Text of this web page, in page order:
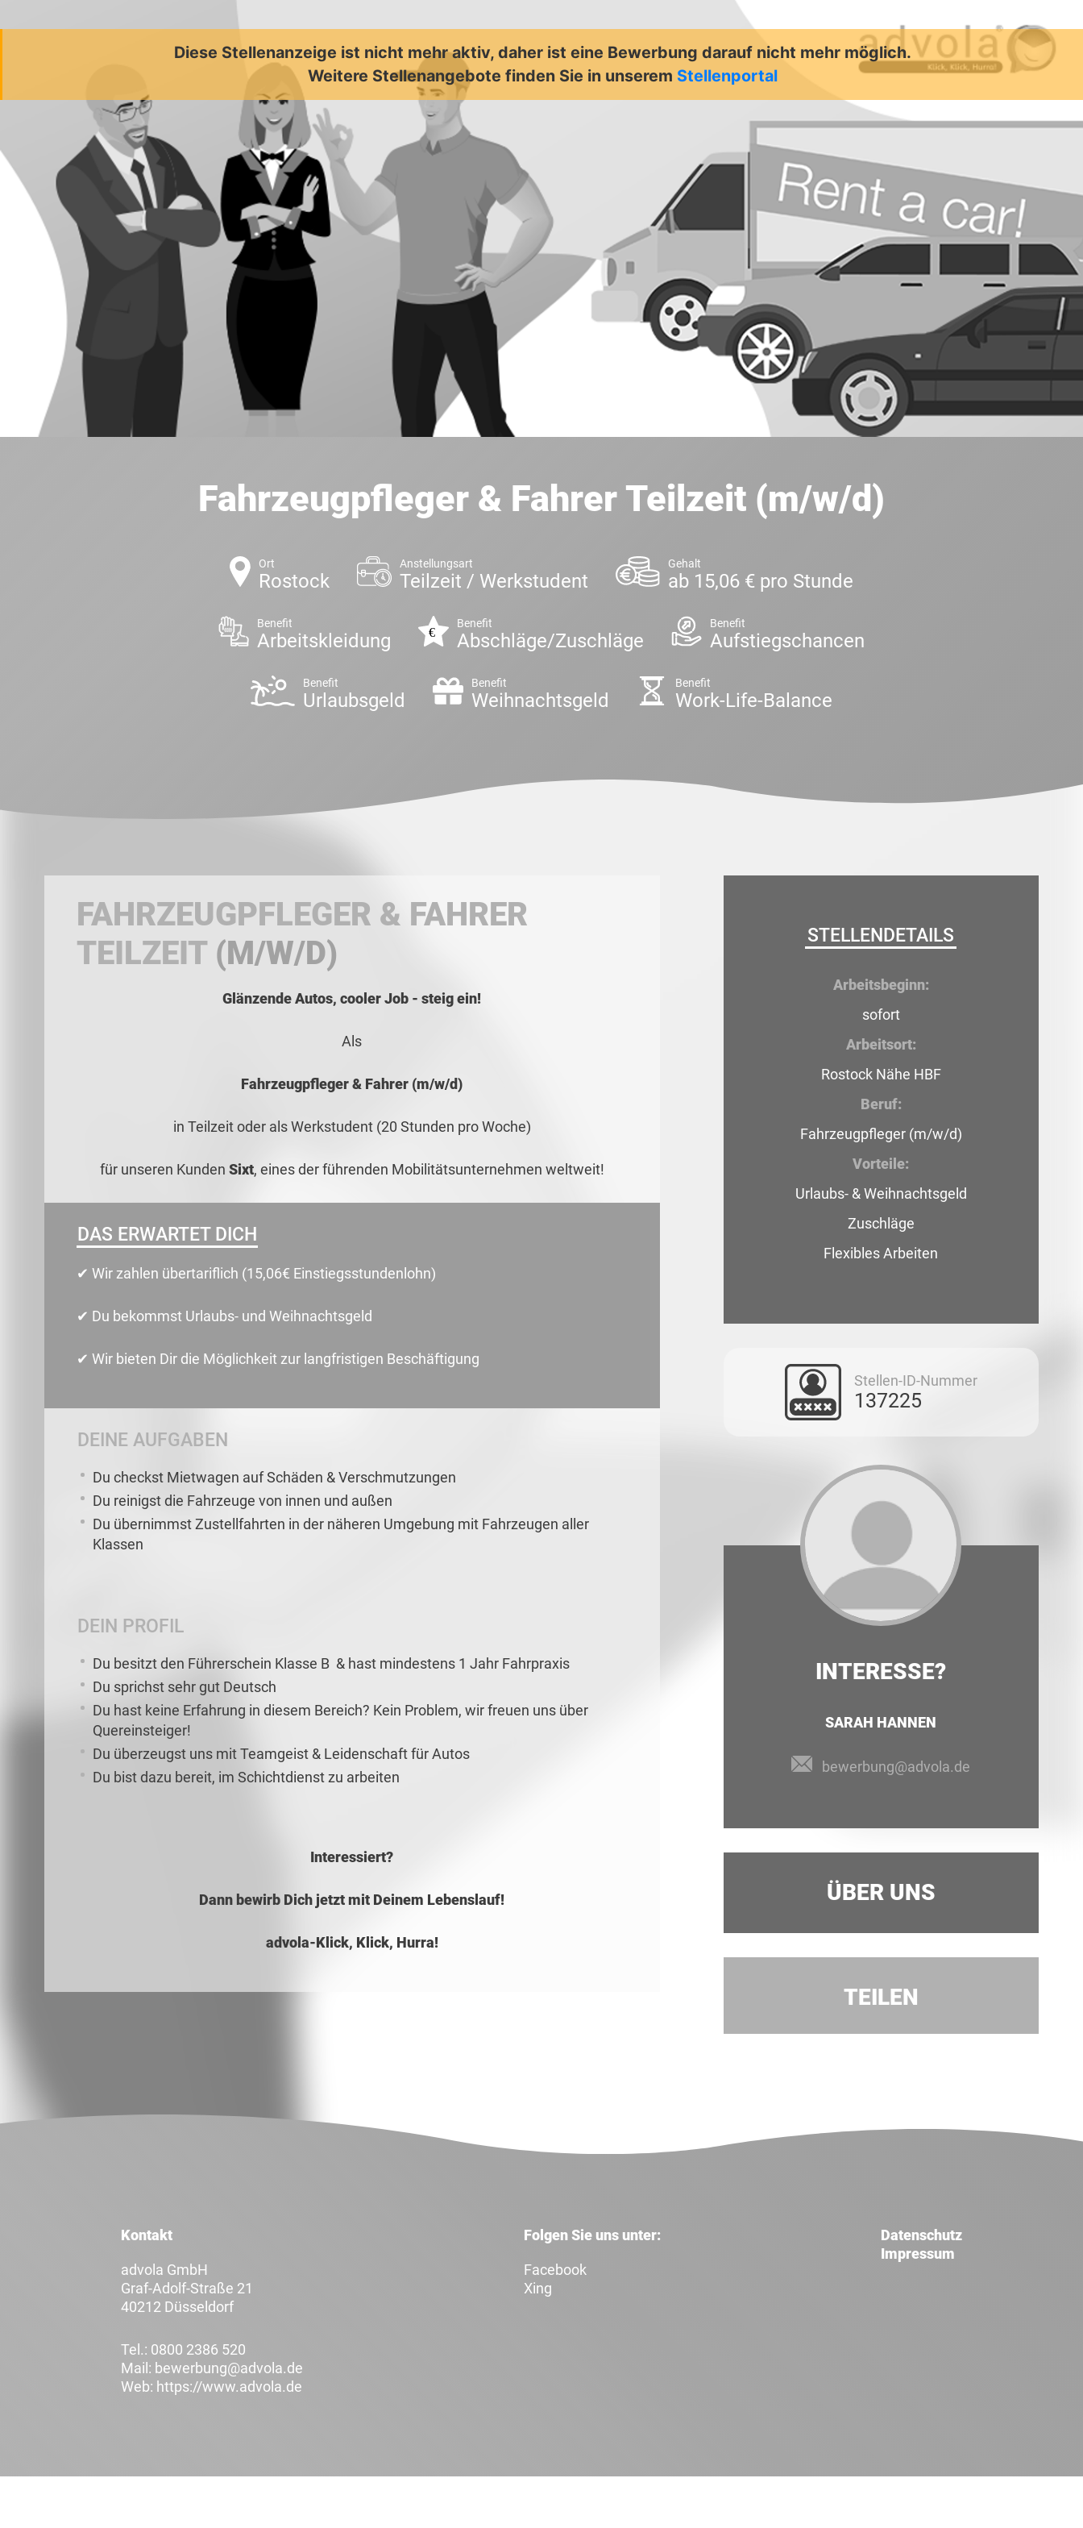
Diese Stellenanzeige ist nicht mehr aktiv, daher ist eine Bewerbung darauf nicht mehr möglich.
Weitere Stellenangebote finden Sie in unserem Stellenportal
Fahrzeugpfleger & Fahrer Teilzeit (m/w/d)
Ort
Rostock
Anstellungsart
Teilzeit / Werkstudent
Gehalt
ab 15,06 € pro Stunde
Benefit
Arbeitskleidung
Benefit
Abschläge/Zuschläge
Benefit
Aufstiegschancen
Benefit
Urlaubsgeld
Benefit
Weihnachtsgeld
Benefit
Work-Life-Balance
FAHRZEUGPFLEGER & FAHRER
TEILZEIT (M/W/D)
Glänzende Autos, cooler Job - steig ein!
Als
Fahrzeugpfleger & Fahrer (m/w/d)
in Teilzeit oder als Werkstudent (20 Stunden pro Woche)
für unseren Kunden Sixt, eines der führenden Mobilitätsunternehmen weltweit!
DAS ERWARTET DICH
✔ Wir zahlen übertariflich (15,06€ Einstiegsstundenlohn)
✔ Du bekommst Urlaubs- und Weihnachtsgeld
✔ Wir bieten Dir die Möglichkeit zur langfristigen Beschäftigung
DEINE AUFGABEN
Du checkst Mietwagen auf Schäden & Verschmutzungen
Du reinigst die Fahrzeuge von innen und außen
Du übernimmst Zustellfahrten in der näheren Umgebung mit Fahrzeugen aller
Klassen
DEIN PROFIL
Du besitzt den Führerschein Klasse B & hast mindestens 1 Jahr Fahrpraxis
Du sprichst sehr gut Deutsch
Du hast keine Erfahrung in diesem Bereich? Kein Problem, wir freuen uns über
Quereinsteiger!
Du überzeugst uns mit Teamgeist & Leidenschaft für Autos
Du bist dazu bereit, im Schichtdienst zu arbeiten
Interessiert?
Dann bewirb Dich jetzt mit Deinem Lebenslauf!
advola-Klick, Klick, Hurra!
STELLENDETAILS
Arbeitsbeginn:
sofort
Arbeitsort:
Rostock Nähe HBF
Beruf:
Fahrzeugpfleger (m/w/d)
Vorteile:
Urlaubs- & Weihnachtsgeld
Zuschläge
Flexibles Arbeiten
Stellen-ID-Nummer
137225
INTERESSE?
SARAH HANNEN
bewerbung@advola.de
ÜBER UNS
Whatsapp
TEILEN
Kontakt
advola GmbH
Graf-Adolf-Straße 21
40212 Düsseldorf
Tel.: 0800 2386 520
Mail: bewerbung@advola.de
Web: https://www.advola.de
Folgen Sie uns unter:
Facebook
Xing
Datenschutz
Impressum